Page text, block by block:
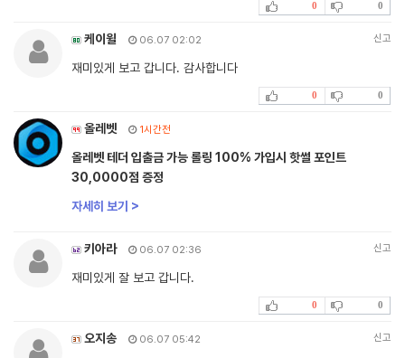
0 0
케이윌 06.07 02:02 신고
재미있게 보고 갑니다. 감사합니다
0 0
올레벳 1시간전
올레벳 테더 입출금 가능 롤링 100% 가입시 핫썰 포인트
30,0000점 증정
자세히 보기 >
키아라 06.07 02:36 신고
재미있게 잘 보고 갑니다.
0 0
오지송 06.07 05:42 신고